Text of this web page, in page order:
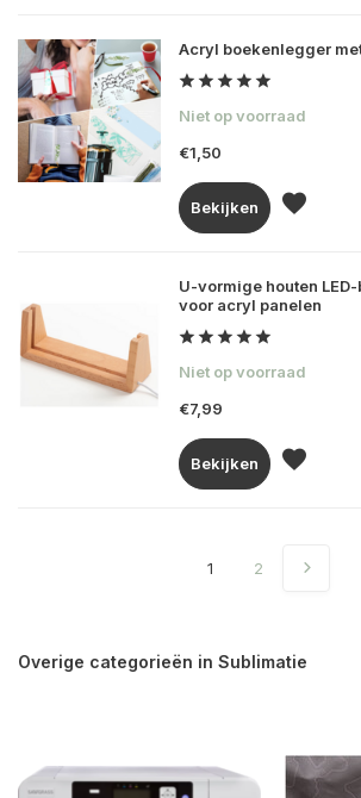
Acryl boekenlegger
Niet op voorraad
€1,50
Bekijken
U-vormige houten
voor acryl panelen
Niet op voorraad
€7,99
Bekijken
1 2
Overige categorieën in Sublimatie